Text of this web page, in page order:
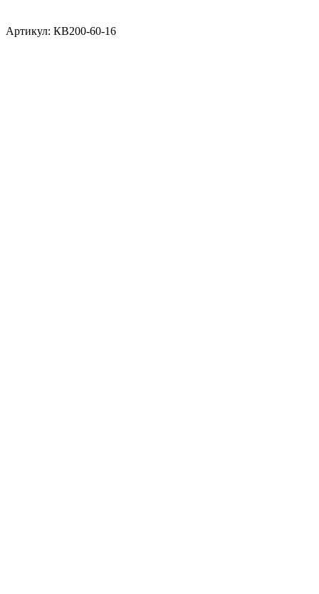
Артикул: КВ200-60-16